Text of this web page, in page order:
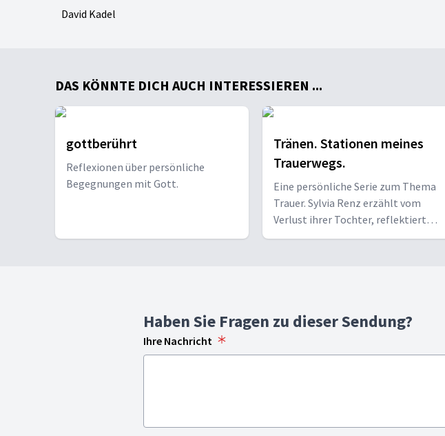
David Kadel
DAS KÖNNTE DICH AUCH INTERESSIEREN ...
gottberührt
Reflexionen über persönliche
Begegnungen mit Gott.
Tränen. Stationen meines
Trauerwegs.
Eine persönliche Serie zum Thema
Trauer. Sylvia Renz erzählt vom
Verlust ihrer Tochter, reflektiert
über ihre Trauer und spricht darüber,
Haben Sie Fragen zu dieser Sendung?
Ihre Nachricht